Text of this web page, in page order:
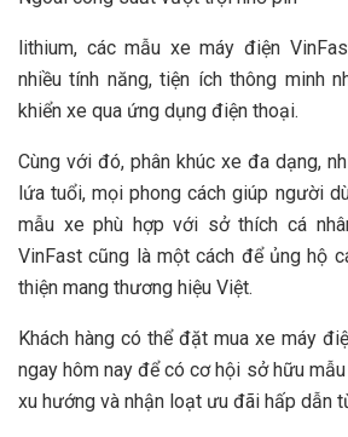
lithium, các mẫu xe máy điện
nhiều tính năng, tiện ích thông minh
khiển xe qua ứng dụng điện thoại.
Cùng với đó, phân khúc xe đa dạng,
lứa tuổi, mọi phong cách giúp người
mẫu xe phù hợp với sở thích cá
VinFast cũng là một cách để ủng hộ
thiện mang thương hiệu Việt.
Khách hàng có thể đặt mua xe máy
ngay hôm nay để có cơ hội sở hữu
xu hướng và nhận loạt ưu đãi hấp dẫn